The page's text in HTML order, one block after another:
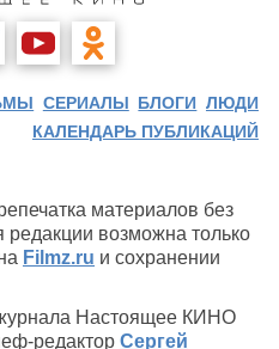
СЕРИАЛЫ БЛОГИ ЛЮДИ
КАЛЕНДАРЬ ПУБЛИКАЦИЙ
материалов без
возможна только
Filmz.ru и сохранении
Настоящее КИНО
редактор Сергей